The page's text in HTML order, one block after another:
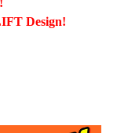
Design!